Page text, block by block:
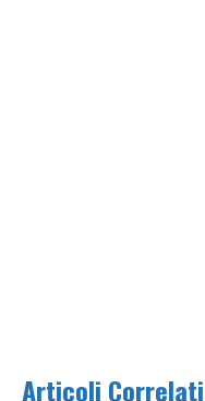
Articoli Correlati